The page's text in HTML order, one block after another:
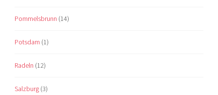
Pommelsbrunn (14)
Potsdam (1)
Radeln (12)
Salzburg (3)